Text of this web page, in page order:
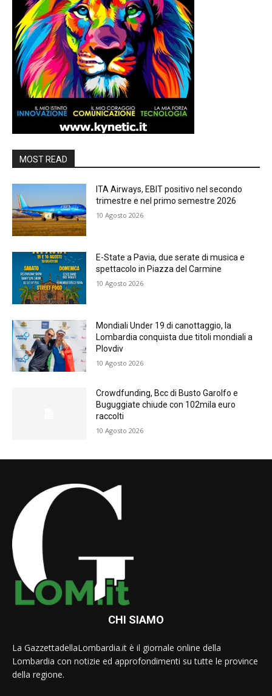
MOST READ
ITA Airways, EBIT positivo nel secondo
trimestre e nel primo semestre 2026
10 Agosto 2026
E-State a Pavia, due serate di musica e
spettacolo in Piazza del Carmine
10 Agosto 2026
Mondiali Under 19 di canottaggio, la
Lombardia conquista due titoli mondiali a
Plovdiv
10 Agosto 2026
Crowdfunding, Bcc di Busto Garolfo e
Buguggiate chiude con 102mila euro
raccolti
10 Agosto 2026
CHI SIAMO
La GazzettadellaLombardia.it è il giornale online della
Lombardia con notizie ed approfondimenti su tutte le province
della regione.